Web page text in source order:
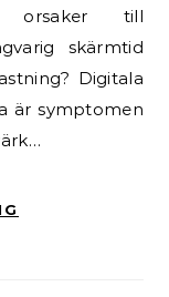
orsaker till
skärmtid
Digitala
är symptomen